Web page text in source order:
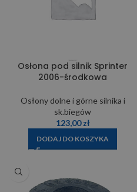
Osłona pod silnik Sprinter
2006-środkowa
Osłony dolne i górne silnika i
sk.biegów
123,00zł
DODAJ DO KOSZYKA